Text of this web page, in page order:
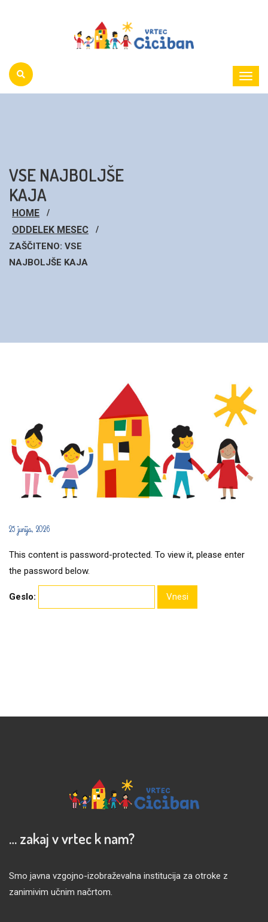
VSE NAJBOLJŠE
KAJA
HOME
ODDELEK MESEC
ZAŠČITENO: VSE
NAJBOLJŠE KAJA
25 junija, 2026
This content is password-protected. To view it, please enter
the password below.
Geslo:
… zakaj v vrtec k nam?
Smo javna vzgojno-izobraževalna institucija za otroke z
zanimivim učnim načrtom.